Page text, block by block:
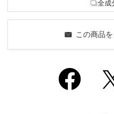
全成
この商品